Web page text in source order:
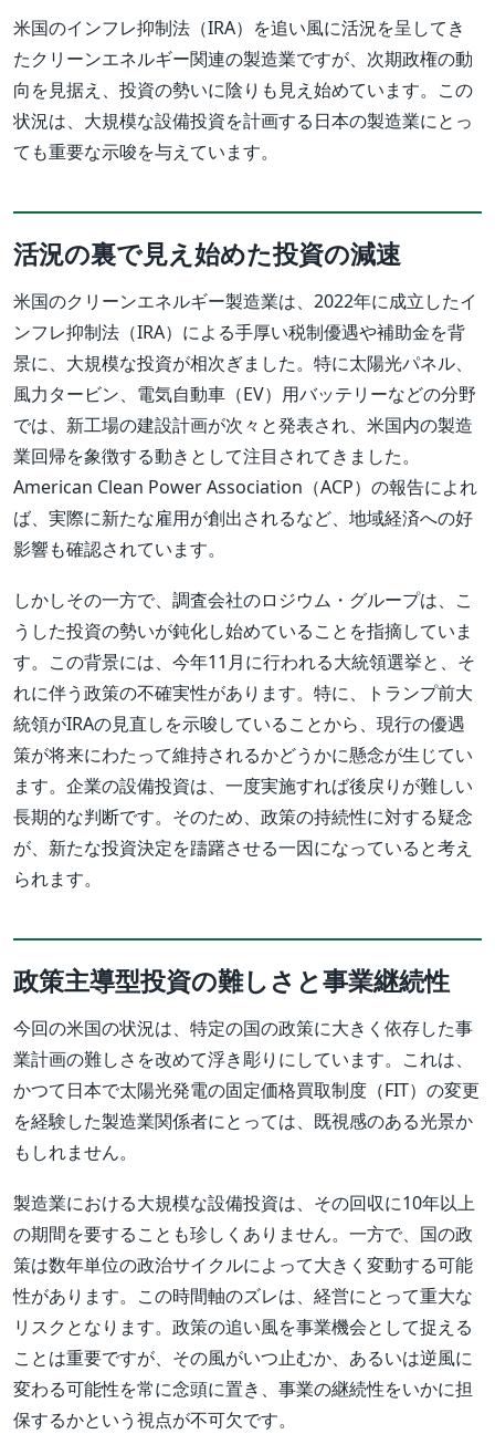
米国のインフレ抑制法（IRA）を追い風に活況を呈してき
たクリーンエネルギー関連の製造業ですが、次期政権の動
向を見据え、投資の勢いに陰りも見え始めています。この
状況は、大規模な設備投資を計画する日本の製造業にとっ
ても重要な示唆を与えています。
活況の裏で見え始めた投資の減速
米国のクリーンエネルギー製造業は、2022年に成立したイ
ンフレ抑制法（IRA）による手厚い税制優遇や補助金を背
景に、大規模な投資が相次ぎました。特に太陽光パネル、
風力タービン、電気自動車（EV）用バッテリーなどの分野
では、新工場の建設計画が次々と発表され、米国内の製造
業回帰を象徴する動きとして注目されてきました。
American Clean Power Association（ACP）の報告によれ
ば、実際に新たな雇用が創出されるなど、地域経済への好
影響も確認されています。
しかしその一方で、調査会社のロジウム・グループは、こ
うした投資の勢いが鈍化し始めていることを指摘していま
す。この背景には、今年11月に行われる大統領選挙と、そ
れに伴う政策の不確実性があります。特に、トランプ前大
統領がIRAの見直しを示唆していることから、現行の優遇
策が将来にわたって維持されるかどうかに懸念が生じてい
ます。企業の設備投資は、一度実施すれば後戻りが難しい
長期的な判断です。そのため、政策の持続性に対する疑念
が、新たな投資決定を躊躇させる一因になっていると考え
られます。
政策主導型投資の難しさと事業継続性
今回の米国の状況は、特定の国の政策に大きく依存した事
業計画の難しさを改めて浮き彫りにしています。これは、
かつて日本で太陽光発電の固定価格買取制度（FIT）の変更
を経験した製造業関係者にとっては、既視感のある光景か
もしれません。
製造業における大規模な設備投資は、その回収に10年以上
の期間を要することも珍しくありません。一方で、国の政
策は数年単位の政治サイクルによって大きく変動する可能
性があります。この時間軸のズレは、経営にとって重大な
リスクとなります。政策の追い風を事業機会として捉える
ことは重要ですが、その風がいつ止むか、あるいは逆風に
変わる可能性を常に念頭に置き、事業の継続性をいかに担
保するかという視点が不可欠です。